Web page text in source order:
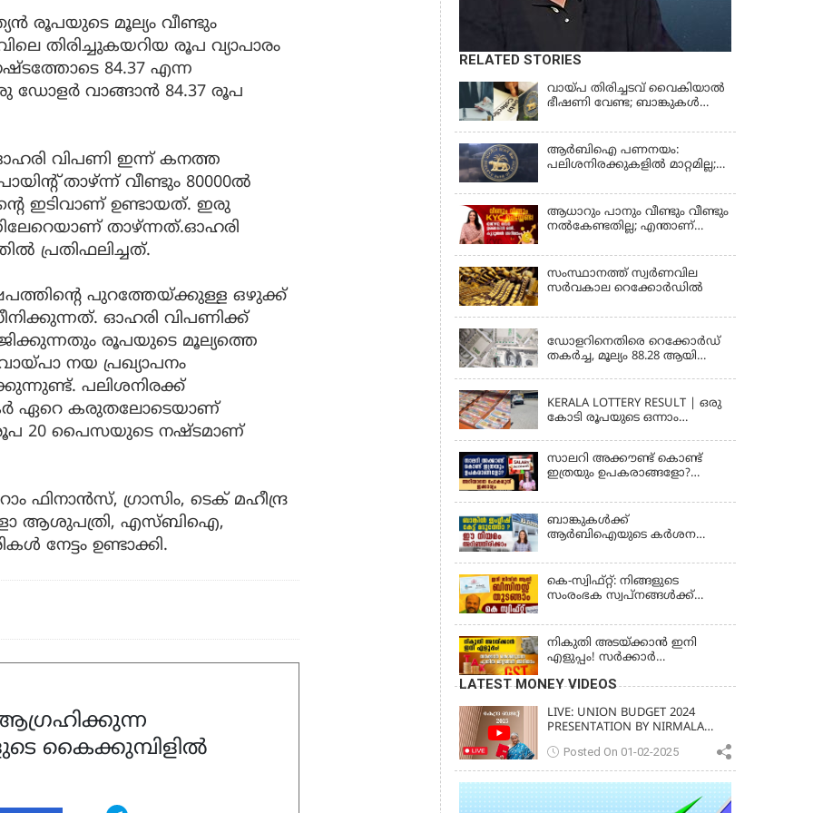
രൂപയുടെ മൂല്യം വീണ്ടും
തിരിച്ചുകയറിയ രൂപ വ്യാപാരം
84.37 എന്ന
ഡോളര്‍ വാങ്ങാന്‍ 84.37 രൂപ
ഓഹരി വിപണി ഇന്ന് കനത്ത
താഴ്ന്ന് വീണ്ടും 80000ല്‍
ഇടിവാണ് ഉണ്ടായത്. ഇരു
താഴ്ന്നത്.ഓഹരി
പ്രതിഫലിച്ചത്.
പുറത്തേയ്ക്കുള്ള ഒഴുക്ക്
ഓഹരി വിപണിക്ക്
രൂപയുടെ മൂല്യത്തെ
നയ പ്രഖ്യാപനം
പലിശനിരക്ക്
ഏറെ കരുതലോടെയാണ്
20 പൈസയുടെ നഷ്ടമാണ്
ഫിനാന്‍സ്, ഗ്രാസിം, ടെക് മഹീന്ദ്ര
ആശുപത്രി, എസ്ബിഐ,
ഉണ്ടാക്കി.
കൈക്കുമ്പിളിൽ
RELATED STORIES
വായ്പ തിരിച്ചടവ് വൈകിയാൽ
ഭീഷണി വേണ്ട; ബാങ്കുകൾക്കും
കർശന നിയന്ത്രണങ്ങളുമായി
ആർ ബി ഐ; ഇഎംഐ
മുടങ്ങിയാല്‍ സ്മാര്‍ട്ട് ഫോണ്‍
ആര്‍ബിഐയുടെ പുതിയ
നിര്‍ദേശങ്ങള്‍
ആർബിഐ പണനയം:
പലിശനിരക്കുകളിൽ മാറ്റമില്ല;
ശതമാനമായി തുടരും
ആധാറും പാനും വീണ്ടും വീണ്ടും
നൽകേണ്ടതില്ല; എന്താണ്
എളുപ്പമാക്കുന്ന CKYC?
സംസ്ഥാനത്ത് സ്വര്‍ണവില
സര്‍വകാല റെക്കോര്‍ഡില്‍
ഡോളറിനെതിരെ റെക്കോർഡ്
തകർച്ച, മൂല്യം 88.28 ആയി
KERALA LOTTERY RESULT | ഒരു
കോടി രൂപയുടെ ഒന്നാം
പ്രഖ്യാപിച്ചു | STHREE SAKTHI SS
482 LOTTERY RESULT
സാലറി അക്കൗണ്ട് കൊണ്ട്
ഇത്രയും ഉപകരാങ്ങളോ?
ഇക്കാര്യം
ബാങ്കുകൾക്ക്
ആർബിഐയുടെ കർശന
മലയാളത്തിൽ, പരാതികൾക്ക്
ഉടൻ പരിഹാരം
കെ-സ്വിഫ്റ്റ്: നിങ്ങളുടെ
സംരംഭക സ്വപ്നങ്ങൾക്ക്
നികുതി അടയ്ക്കാൻ ഇനി
എളുപ്പം! സർക്കാർ
അറിയാം
LATEST MONEY VIDEOS
LIVE: UNION BUDGET 2024
PRESENTATION BY NIRMALA
SITHARAMAN | KERALA VISION
NEWSPosted On 01-02-2025